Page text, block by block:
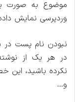
موضوع به صورت
وردپرسی نمایش
نبودن نام پست در
در هر یک از
نکرده باشید، این
و…